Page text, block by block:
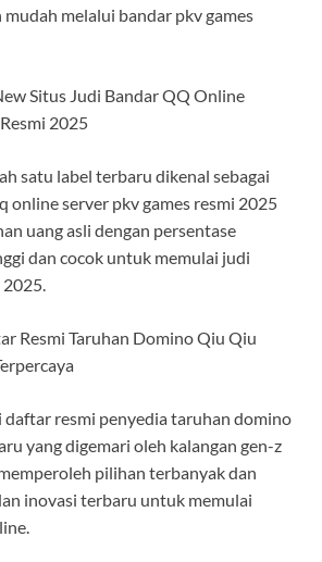
melalui bandar pkv games
Situs Judi Bandar QQ Online
2025
satu label terbaru dikenal sebagai
online server pkv games resmi 2025
uang asli dengan persentase
dan cocok untuk memulai judi
Resmi Taruhan Domino Qiu Qiu
daftar resmi penyedia taruhan domino
yang digemari oleh kalangan gen-z
pilihan terbanyak dan
inovasi terbaru untuk memulai